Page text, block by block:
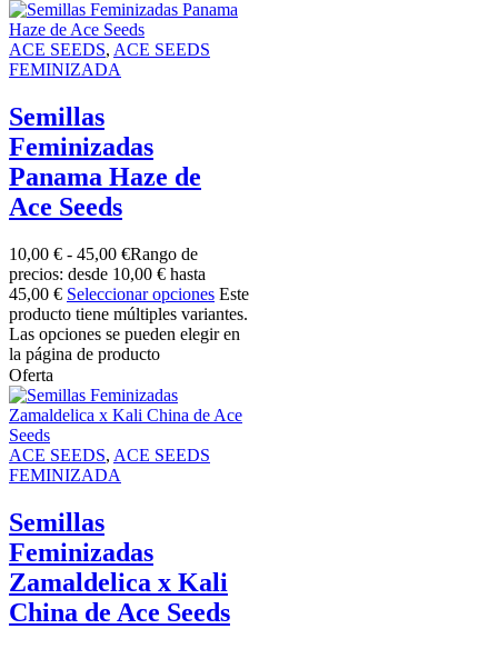
ACE SEEDS, ACE SEEDS
FEMINIZADA
Semillas
Feminizadas
Panama Haze de
Ace Seeds
10,00 € - 45,00 €Rango de
precios: desde 10,00 € hasta
45,00 € Seleccionar opciones Este
producto tiene múltiples variantes.
Las opciones se pueden elegir en
la página de producto
Oferta
ACE SEEDS, ACE SEEDS
FEMINIZADA
Semillas
Feminizadas
Zamaldelica x Kali
China de Ace Seeds